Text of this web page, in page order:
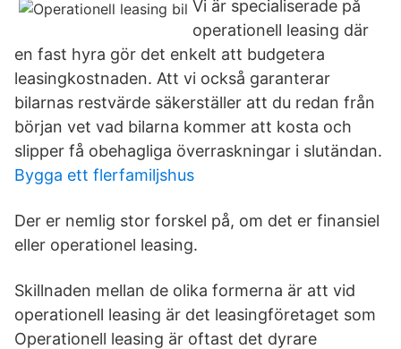
Vi är specialiserade på
operationell leasing där
en fast hyra gör det enkelt att budgetera
leasingkostnaden. Att vi också garanterar
bilarnas restvärde säkerställer att du redan från
början vet vad bilarna kommer att kosta och
slipper få obehagliga överraskningar i slutändan.
Bygga ett flerfamiljshus
Der er nemlig stor forskel på, om det er finansiel
eller operationel leasing.
Skillnaden mellan de olika formerna är att vid
operationell leasing är det leasingföretaget som
Operationell leasing är oftast det dyrare